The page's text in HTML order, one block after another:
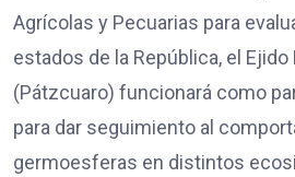
Agrícolas y Pecuarias para
estados de la República, el
(Pátzcuaro) funcionará como
para dar seguimiento al
germoesferas en distintos